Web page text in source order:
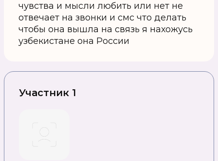
чувства и мысли любить или нет не
отвечает на звонки и смс что делать
чтобы она вышла на связь я нахожусь
узбекистане она России
Участник 1